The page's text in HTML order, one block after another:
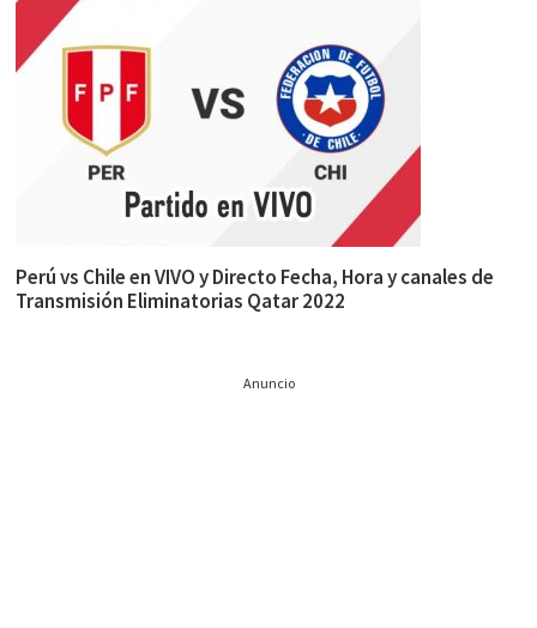
Perú vs Chile en VIVO y Directo Fecha, Hora y canales de
Transmisión Eliminatorias Qatar 2022
Anuncio